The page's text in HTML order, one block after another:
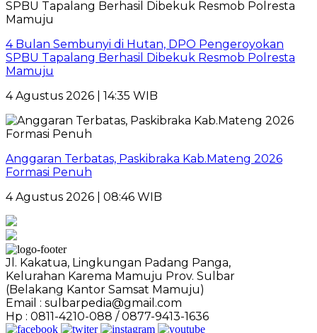
4 Bulan Sembunyi di Hutan, DPO Pengeroyokan
SPBU Tapalang Berhasil Dibekuk Resmob Polresta
Mamuju
4 Agustus 2026 | 14:35 WIB
Anggaran Terbatas, Paskibraka Kab.Mateng 2026
Formasi Penuh
4 Agustus 2026 | 08:46 WIB
Jl. Kakatua, Lingkungan Padang Panga,
Kelurahan Karema Mamuju Prov. Sulbar
(Belakang Kantor Samsat Mamuju)
Email : sulbarpedia@gmail.com
Hp : 0811-4210-088 / 0877-9413-1636